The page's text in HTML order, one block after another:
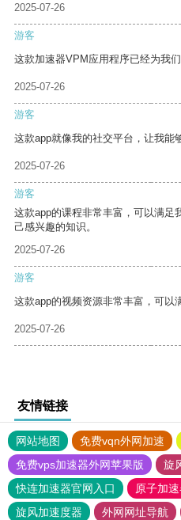
2025-07-26
游客
这款加速器VPM应用程序已经为我
2025-07-26
游客
这款app就像我的社交平台，让我能
2025-07-26
游客
这款app的课程非常丰富，可以满足
己感兴趣的知识。
2025-07-26
游客
这款app的视频资源非常丰富，可以
2025-07-26
友情链接
网站地图 免费vqn外网加速
免费vps加速器外网苹果版
旋
快连加速器官网入口
原子加速
旋风加速度器
外网网址导航